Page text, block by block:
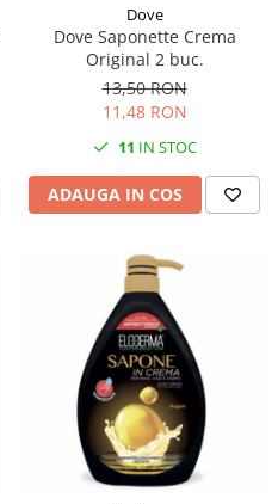
Dove
Dove Saponette Crema
Original 2 buc.
13,50 RON
11,48 RON
11 IN STOC
ADAUGA IN COS